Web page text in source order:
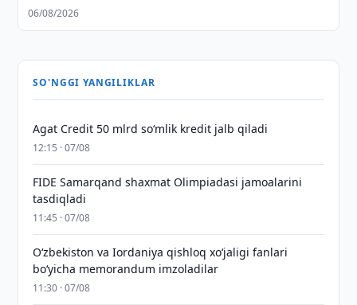
06/08/2026
SO'NGGI YANGILIKLAR
Agat Credit 50 mlrd so‘mlik kredit jalb qiladi
12:15 · 07/08
FIDE Samarqand shaxmat Olimpiadasi jamoalarini
tasdiqladi
11:45 · 07/08
Oʻzbekiston va Iordaniya qishloq xoʻjaligi fanlari
boʻyicha memorandum imzoladilar
11:30 · 07/08